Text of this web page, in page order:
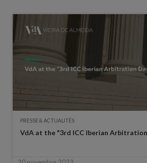
PRESSE & ACTUALITÉS
VdA at the "3rd ICC Iberian